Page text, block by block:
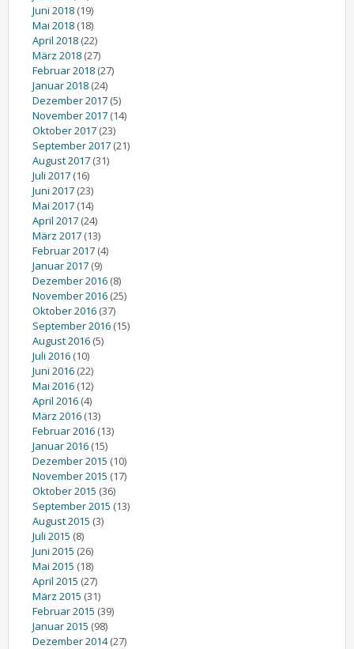
Juni 2018 (19)
Mai 2018 (18)
April 2018 (22)
März 2018 (27)
Februar 2018 (27)
Januar 2018 (24)
Dezember 2017 (5)
November 2017 (14)
Oktober 2017 (23)
September 2017 (21)
August 2017 (31)
Juli 2017 (16)
Juni 2017 (23)
Mai 2017 (14)
April 2017 (24)
März 2017 (13)
Februar 2017 (4)
Januar 2017 (9)
Dezember 2016 (8)
November 2016 (25)
Oktober 2016 (37)
September 2016 (15)
August 2016 (5)
Juli 2016 (10)
Juni 2016 (22)
Mai 2016 (12)
April 2016 (4)
März 2016 (13)
Februar 2016 (13)
Januar 2016 (15)
Dezember 2015 (10)
November 2015 (17)
Oktober 2015 (36)
September 2015 (13)
August 2015 (3)
Juli 2015 (8)
Juni 2015 (26)
Mai 2015 (18)
April 2015 (27)
März 2015 (31)
Februar 2015 (39)
Januar 2015 (98)
Dezember 2014(27)